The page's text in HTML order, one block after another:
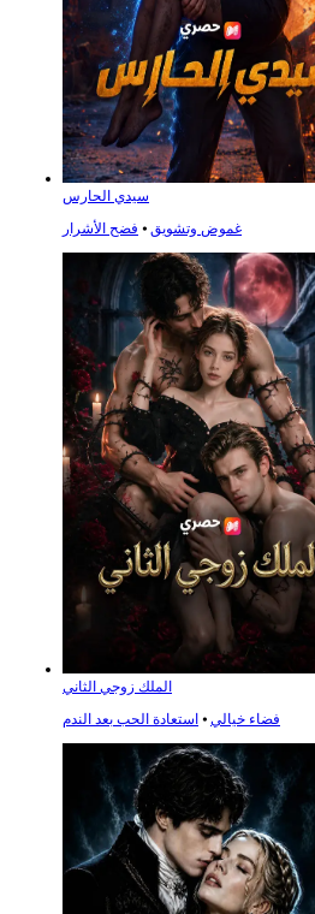
سيدي الحارس
غموض وتشويق ⦁ فضح الأشرار
الملك زوجي الثاني
فضاء خيالي ⦁ استعادة الحب بعد الندم